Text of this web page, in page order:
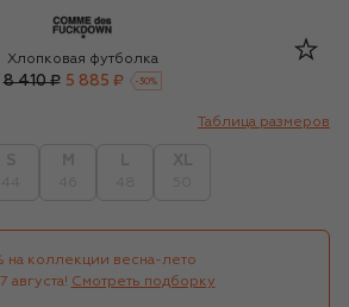
Comme des Fuckdown
Хлопковая футболка
8 410 ₽ 5 885 ₽ -30%
Таблица размеров
на коллекции весна-лето
августа! Смотреть подборку